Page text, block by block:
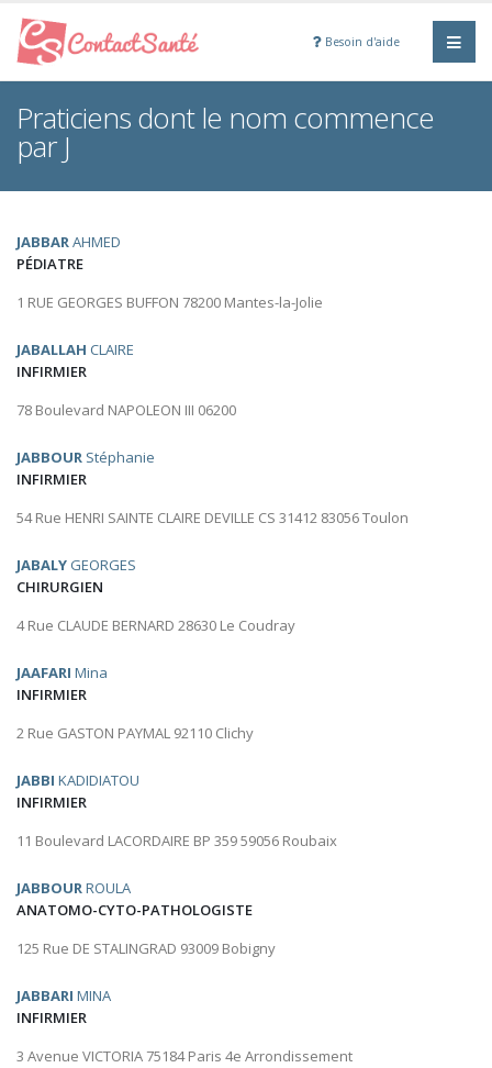
Besoin d'aide
Praticiens dont le nom commence
par J
JABBARAHMED
PÉDIATRE
1 RUE GEORGES BUFFON 78200 Mantes-la-Jolie
JABALLAH CLAIRE
INFIRMIER
78 Boulevard NAPOLEON III 06200
JABBOUR Stéphanie
INFIRMIER
54 Rue HENRI SAINTE CLAIRE DEVILLE CS 31412 83056 Toulon
JABALY GEORGES
CHIRURGIEN
4 Rue CLAUDE BERNARD 28630 Le Coudray
JAAFARI Mina
INFIRMIER
2 Rue GASTON PAYMAL 92110 Clichy
JABBI KADIDIATOU
INFIRMIER
11 Boulevard LACORDAIRE BP 359 59056 Roubaix
JABBOURROULA
ANATOMO-CYTO-PATHOLOGISTE
125 Rue DE STALINGRAD 93009 Bobigny
JABBARI MINA
INFIRMIER
3 Avenue VICTORIA 75184 Paris 4e Arrondissement